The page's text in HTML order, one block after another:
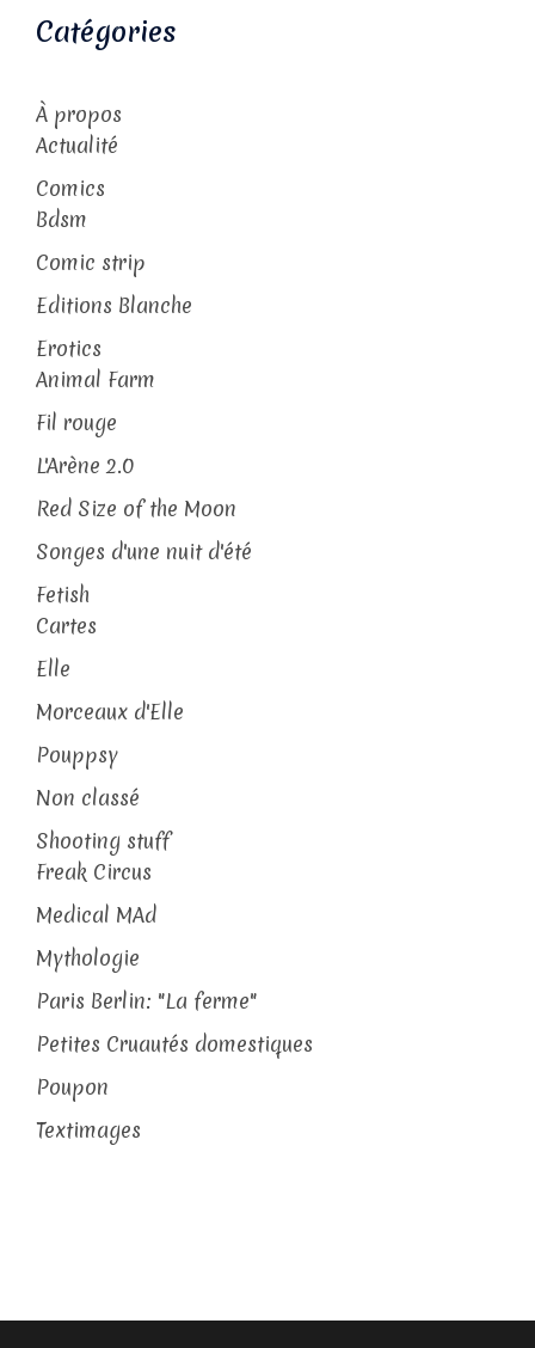
Catégories
À propos
Actualité
Comics
Bdsm
Comic strip
Editions Blanche
Erotics
Animal Farm
Fil rouge
L'Arène 2.0
Red Size of the Moon
Songes d'une nuit d'été
Fetish
Cartes
Elle
Morceaux d'Elle
Pouppsy
Non classé
Shooting stuff
Freak Circus
Medical MAd
Mythologie
Paris Berlin: "La ferme"
Petites Cruautés domestiques
Poupon
Textimages